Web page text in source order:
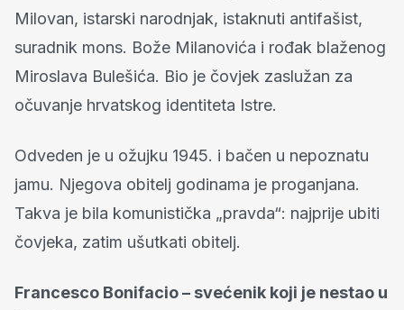
Milovan, istarski narodnjak, istaknuti antifašist,
suradnik mons. Bože Milanovića i rođak blaženog
Miroslava Bulešića. Bio je čovjek zaslužan za
očuvanje hrvatskog identiteta Istre.
Odveden je u ožujku 1945. i bačen u nepoznatu
jamu. Njegova obitelj godinama je proganjana.
Takva je bila komunistička „pravda“: najprije ubiti
čovjeka, zatim ušutkati obitelj.
Francesco Bonifacio – svećenik koji je nestao u